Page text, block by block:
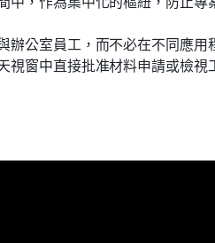
辦公室員工，而不必在不同應
視窗中直接批准材料申請或檢視